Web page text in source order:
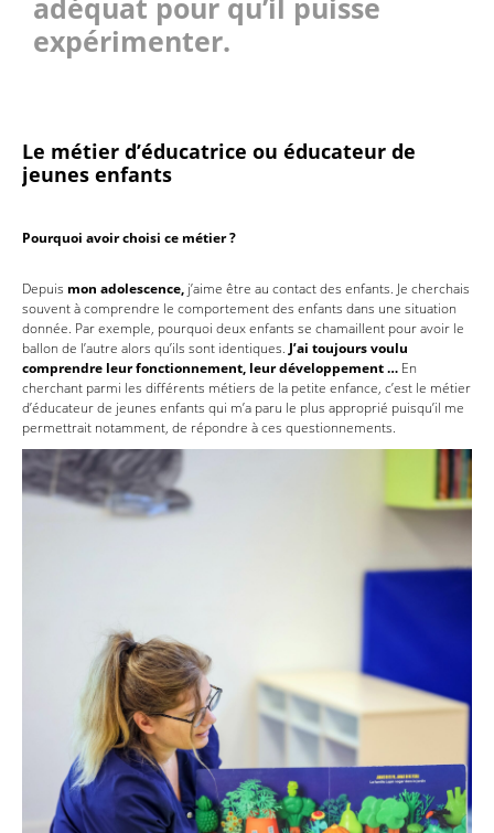
adéquat pour qu’il puisse
expérimenter.
Le métier d’éducatrice ou éducateur de
jeunes enfants
Pourquoi avoir choisi ce métier ?
Depuis mon adolescence, j’aime être au contact des enfants. Je cherchais
souvent à comprendre le comportement des enfants dans une situation
donnée. Par exemple, pourquoi deux enfants se chamaillent pour avoir le
ballon de l’autre alors qu’ils sont identiques. J’ai toujours voulu
comprendre leur fonctionnement, leur développement … En
cherchant parmi les différents métiers de la petite enfance, c’est le métier
d’éducateur de jeunes enfants qui m’a paru le plus approprié puisqu’il me
permettrait notamment, de répondre à ces questionnements.